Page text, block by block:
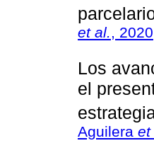
et al., 2020
Los
el
Aguilera et